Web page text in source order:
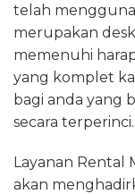
telah
merupakan
memenuhi
yang komplet
bagi anda yang
secara terperinci.
Layanan Rental
akan